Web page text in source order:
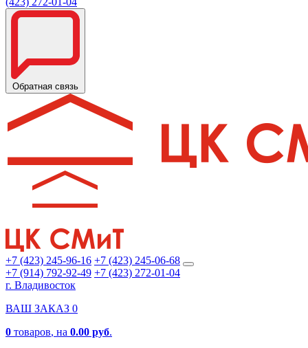
Обратная связь
+7 (423) 245-96-16 +7 (423) 245-06-68
+7 (914) 792-92-49 +7 (423) 272-01-04
г. Владивосток
ВАШ ЗАКАЗ 0
0 товаров, на 0.00 руб.